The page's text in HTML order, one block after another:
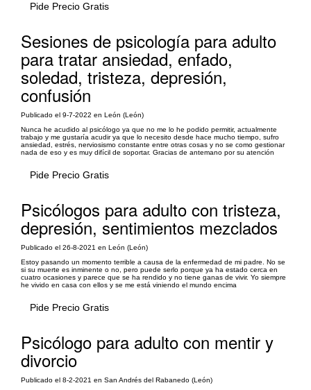
Pide Precio Gratis
Sesiones de psicología para adulto
para tratar ansiedad, enfado,
soledad, tristeza, depresión,
confusión
Publicado el 9-7-2022 en León (León)
Nunca he acudido al psicólogo ya que no me lo he podido permitir, actualmente
trabajo y me gustaría acudir ya que lo necesito desde hace mucho tiempo, sufro
ansiedad, estrés, nerviosismo constante entre otras cosas y no se como gestionar
nada de eso y es muy difícil de soportar. Gracias de antemano por su atención
Pide Precio Gratis
Psicólogos para adulto con tristeza,
depresión, sentimientos mezclados
Publicado el 26-8-2021 en León (León)
Estoy pasando un momento terrible a causa de la enfermedad de mi padre. No se
si su muerte es inminente o no, pero puede serlo porque ya ha estado cerca en
cuatro ocasiones y parece que se ha rendido y no tiene ganas de vivir. Yo siempre
he vivido en casa con ellos y se me está viniendo el mundo encima
Pide Precio Gratis
Psicólogo para adulto con mentir y
divorcio
Publicado el 8-2-2021 en San Andrés del Rabanedo (León)